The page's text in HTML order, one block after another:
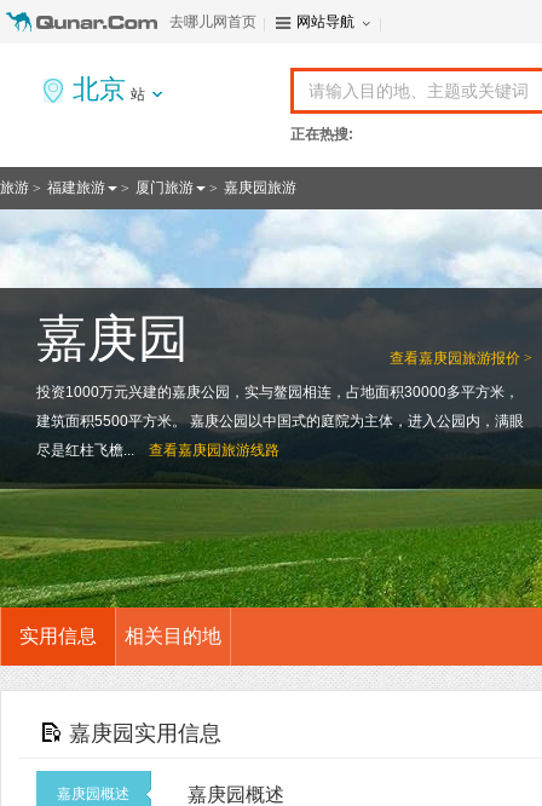
去哪儿网首页 网站导航
北京 站
正在热搜:
旅游 > 福建旅游 > 厦门旅游 > 嘉庚园旅游
查看嘉庚园旅游报价 >
嘉庚园
投资1000万元兴建的嘉庚公园，实与鳌园相连，占地面积30000多平方米，
建筑面积5500平方米。 嘉庚公园以中国式的庭院为主体，进入公园内，满眼
尽是红柱飞檐...
查看嘉庚园旅游线路
实用信息 相关目的地
嘉庚园实用信息
嘉庚园概述 嘉庚园概述